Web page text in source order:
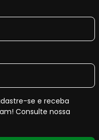
se e receba
Consulte nossa